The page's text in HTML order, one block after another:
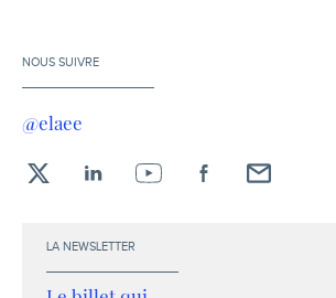
NOUS SUIVRE
@elaee
LA NEWSLETTER